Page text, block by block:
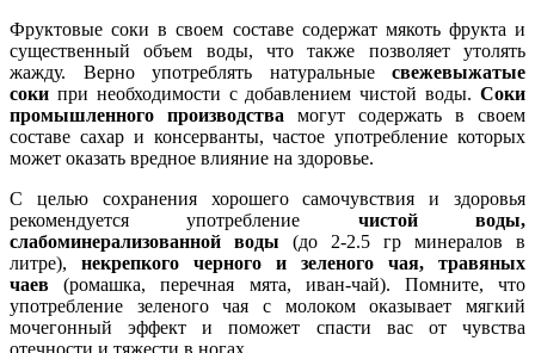
Фруктовые соки в своем составе содержат мякоть фрукта и
существенный объем воды, что также позволяет утолять
жажду. Верно употреблять натуральные свежевыжатые
соки при необходимости с добавлением чистой воды. Cоки
промышленного производства могут содержать в своем
составе сахар и консерванты, частое употребление которых
может оказать вредное влияние на здоровье.
С целью сохранения хорошего самочувствия и здоровья
рекомендуется употребление чистой воды,
слабоминерализованной воды (до 2-2.5 гр минералов в
литре), некрепкого черного и зеленого чая, травяных
чаев (ромашка, перечная мята, иван-чай). Помните, что
употребление зеленого чая с молоком оказывает мягкий
мочегонный эффект и поможет спасти вас от чувства
отечности и тяжести в ногах.